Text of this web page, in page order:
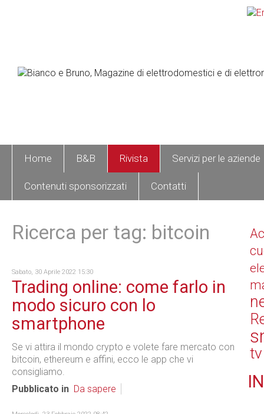
Home B&B Rivista Servizi per le aziende
Contenuti sponsorizzati Contatti
Ricerca per tag: bitcoin
Sabato, 30 Aprile 2022 15:30
Trading online: come farlo in
modo sicuro con lo
smartphone
Se vi attira il mondo crypto e volete fare mercato con
bitcoin, ethereum e affini, ecco le app che vi
consigliamo.
Pubblicato in Da sapere
tv
IN